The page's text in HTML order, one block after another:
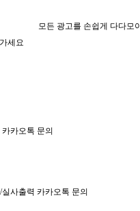
모든 광고를 손쉽게 다다모
세요
카오톡 문의
사출력 카카오톡 문의